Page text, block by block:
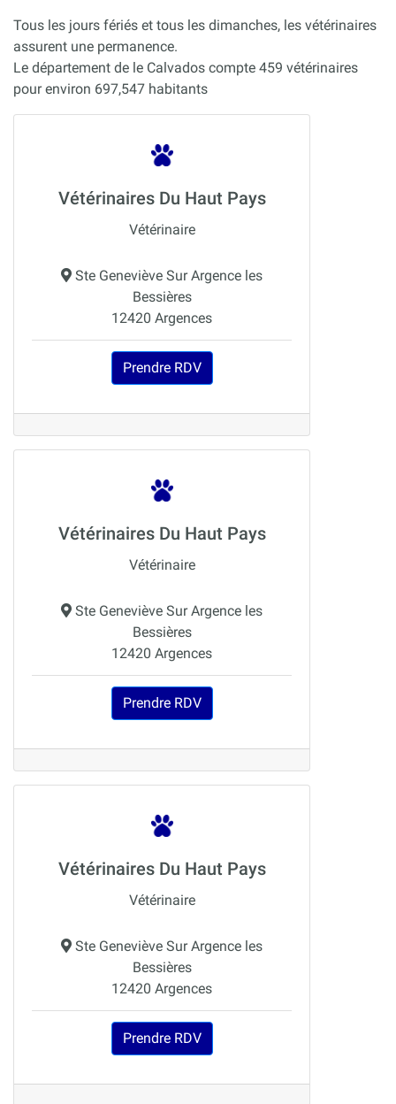
Tous les jours fériés et tous les dimanches, les vétérinaires
assurent une permanence.
Le département de le Calvados compte 459 vétérinaires
pour environ 697,547 habitants
Vétérinaires Du Haut Pays
Vétérinaire
Ste Geneviève Sur Argence les
Bessières
12420 Argences
Prendre RDV
Vétérinaires Du Haut Pays
Vétérinaire
Ste Geneviève Sur Argence les
Bessières
12420 Argences
Prendre RDV
Vétérinaires Du Haut Pays
Vétérinaire
Ste Geneviève Sur Argence les
Bessières
12420 Argences
Prendre RDV